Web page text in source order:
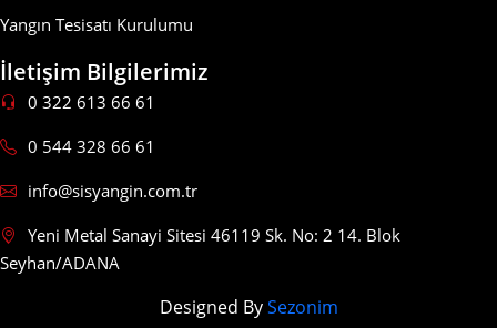
Yangın Tesisatı Kurulumu
İletişim Bilgilerimiz
0 322 613 66 61
0 544 328 66 61
info@sisyangin.com.tr
Yeni Metal Sanayi Sitesi 46119 Sk. No: 2 14. Blok
Seyhan/ADANA
Designed BySezonim